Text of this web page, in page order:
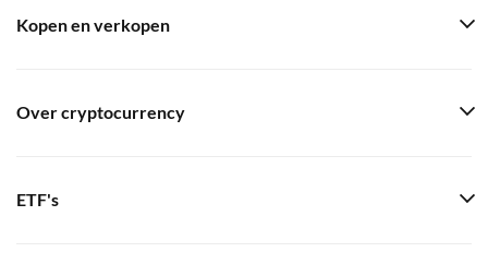
Kopen en verkopen
Over cryptocurrency
ETF's